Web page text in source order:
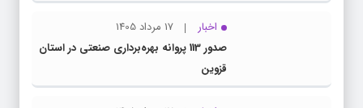
اخبار
17 مرداد 1405
صدور 113 پروانه بهره‌برداری صنعتی در استان
قزوین